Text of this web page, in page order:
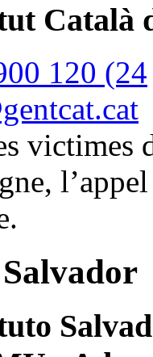
Català
120 (24
victimes